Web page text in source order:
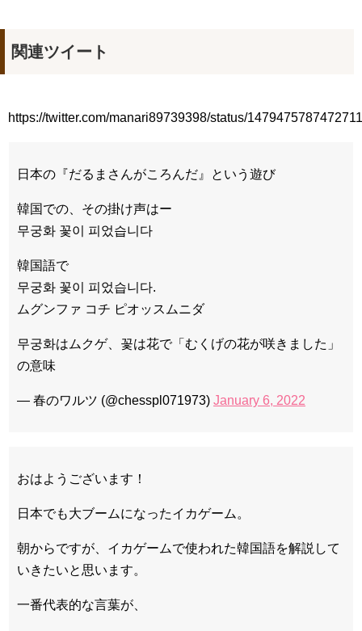
ソン・ヘギョ – ソンヘギョ キスまとめ
九尾狐外伝 メイキング03 ハン・イェスル
チョ・ヒョンジェ 조현재 九尾狐外伝 制作発表会
「ライフ・ オン・ マーズ」2019年11月2日TSUTAYAにて先行
レンタル開始！
Jin-Crash Landing On You/ヒョンビン❤️ソンイェジン / エンジョイ❕
ユン・ギュンサン、番組にも登場した愛猫が急死…イ・ソンギ
キム・レウォンの影絵遊び！？「黒騎士～永遠の約束～」メイ
「まず熱く掃除せよ」女優キム・ユジョン、「健康がとても回
復…痩せたのはソン・ジェリムのせい!? 」 (11/26)
キム・ユジョン、美しいセルフショットで近況を伝える“会いた
いでしょ？” Big News TV
幻の王女チャミョンゴ エンディング
YUCHUN ♥ LOVE 15 「成均館 5話」
Powered by livedoor 相互RSS
関連ツイート
https://twitter.com/manari89739398/status/
日本の『だるまさんがころんだ』という遊び
韓国での、その掛け声はー
무궁화 꽃이 피었습니다
韓国語で
무궁화 꽃이 피었습니다.
ムグンファ コチ ピオッスムニダ
무궁화はムクゲ、꽃は花で「むくげの花が咲きました」
の意味
— 春のワルツ (@chesspl071973) January 6, 2022
おはようございます！
日本でも大ブームになったイカゲーム。
朝からですが、イカゲームで使われた韓国語を解説して
いきたいと思います。
一番代表的な言葉が、